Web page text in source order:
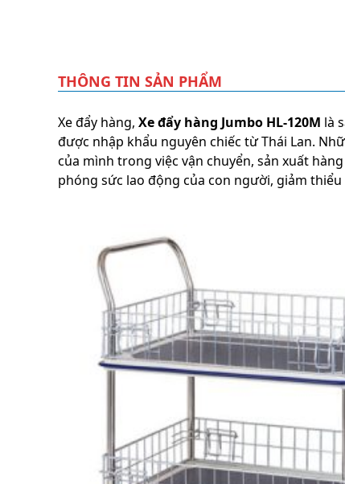
THÔNG TIN SẢN PHẨM
Xe đẩy hàng, Xe đẩy hàng Jumbo HL-120M là
được nhập khẩu nguyên chiếc từ Thái Lan.
của mình trong việc vận chuyển, sản xuất
phóng sức lao động của con người, giảm